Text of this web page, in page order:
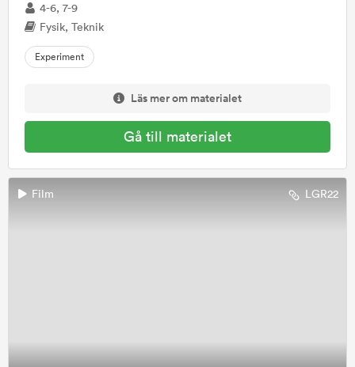
4-6, 7-9
Fysik, Teknik
Experiment
Läs mer om materialet
Gå till materialet
Film LGR22